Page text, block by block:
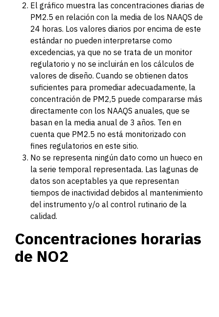
El gráfico muestra las concentraciones diarias de
PM2.5 en relación con la media de los NAAQS de
24 horas. Los valores diarios por encima de este
estándar no pueden interpretarse como
excedencias, ya que no se trata de un monitor
regulatorio y no se incluirán en los cálculos de
valores de diseño. Cuando se obtienen datos
suficientes para promediar adecuadamente, la
concentración de PM2,5 puede compararse más
directamente con los NAAQS anuales, que se
basan en la media anual de 3 años. Ten en
cuenta que PM2.5 no está monitorizado con
fines regulatorios en este sitio.
No se representa ningún dato como un hueco en
la serie temporal representada. Las lagunas de
datos son aceptables ya que representan
tiempos de inactividad debidos al mantenimiento
del instrumento y/o al control rutinario de la
calidad.
Concentraciones horarias
de NO2